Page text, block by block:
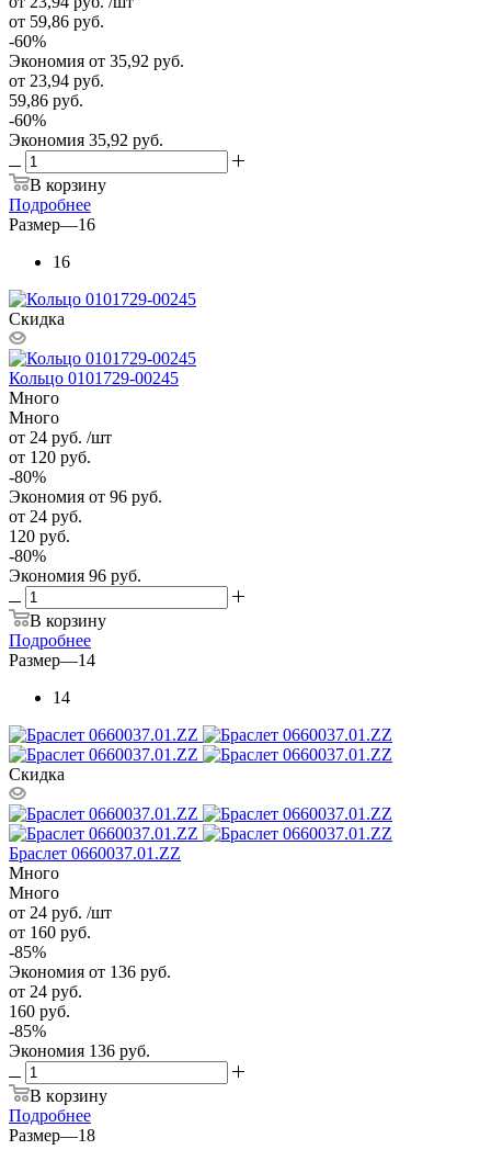
от 59,86 руб.
-60%
Экономия от 35,92 руб.
от 23,94 руб.
59,86 руб.
-60%
Экономия 35,92 руб.
В корзину
Подробнее
Размер—16
16
Скидка
Кольцо 0101729-00245
Много
Много
от 24 руб. /шт
от 120 руб.
-80%
Экономия от 96 руб.
от 24 руб.
120 руб.
-80%
Экономия 96 руб.
В корзину
Подробнее
Размер—14
14
Скидка
Браслет 0660037.01.ZZ
Много
Много
от 24 руб. /шт
от 160 руб.
-85%
Экономия от 136 руб.
от 24 руб.
160 руб.
-85%
Экономия 136 руб.
В корзину
Подробнее
Размер—18